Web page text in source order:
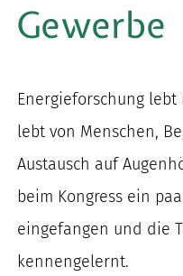
nach:
Gewerbe
Energieforschung
lebt von Menschen,
Austausch auf
beim Kongress ein
eingefangen und die
kennengelernt.